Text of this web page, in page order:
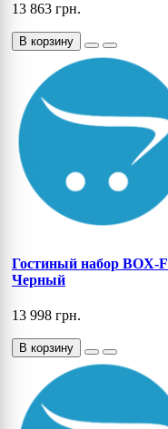
13 863 грн.
В корзину
Гостиный набор BOX-
Черный
13 998 грн.
В корзину